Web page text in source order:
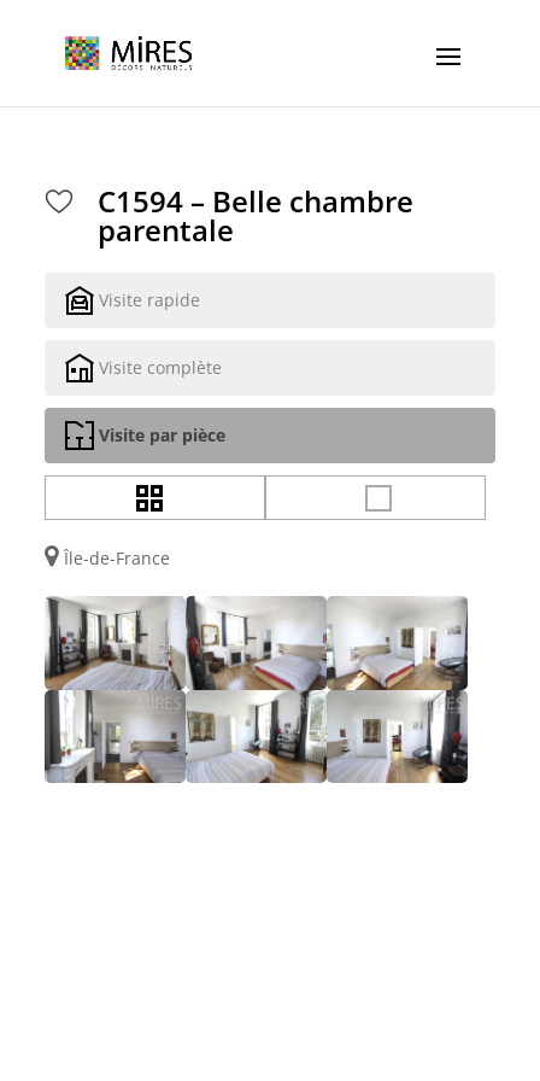
C1594 – Belle chambre
parentale
Visite rapide
Visite complète
Visite par pièce
Île-de-France